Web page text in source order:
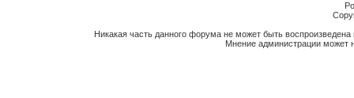
Никакая часть данного форума не может быть
Мнение администрации может